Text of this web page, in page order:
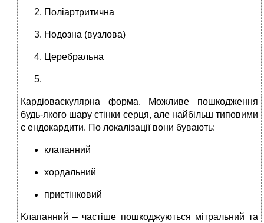
Поліартритична
Нодозна (вузлова)
Церебральна
Кардіоваскулярна форма. Можливе пошкодження
будь-якого шару стінки серця, але найбільш типовими
є ендокардити. По локалізації вони бувають:
клапанний
хордальний
пристінковий
Клапанний – частіше пошкоджуються мітральний та